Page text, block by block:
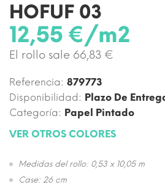
HOFUF 03
12,55 €/m2
El rollo sale 66,83 €
Referencia: 879773
Disponibilidad: Plazo De
Categoría: Papel Pintado
VER OTROS COLORES
Medidas del rollo: 0,53 x 10,05 m
Case: 26 cm